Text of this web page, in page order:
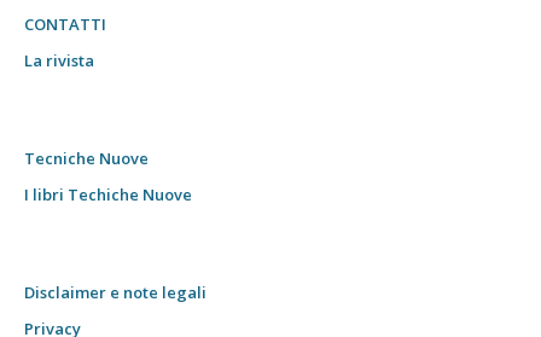
CONTATTI
La rivista
Tecniche Nuove
I libri Techiche Nuove
Disclaimer e note legali
Privacy